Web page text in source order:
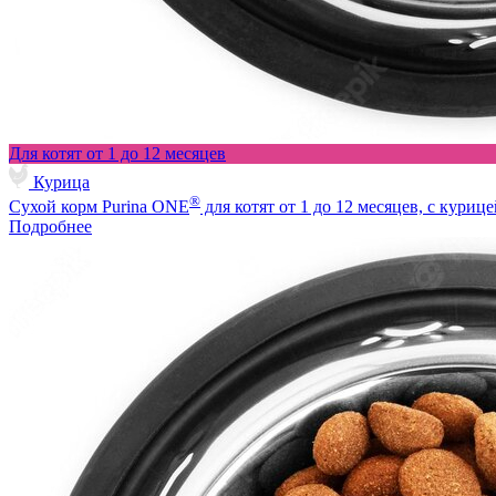
Для котят от 1 до 12 месяцев
Курица
Сухой корм Purina ONE® для котят от 1 до 12 месяцев, с
Подробнее